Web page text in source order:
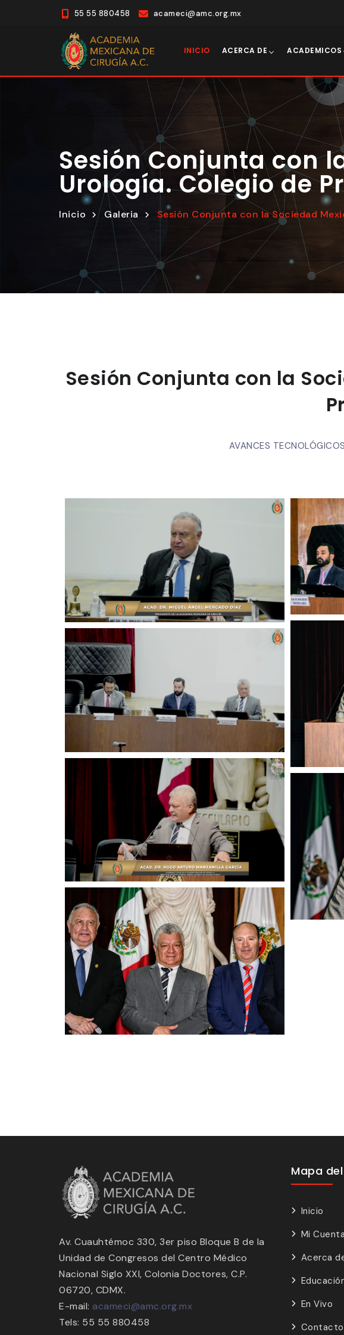
55 55 880458 acameci@amc.org.mx
INICIO ACERCA DE ACADEMICOS
Sesión Conjunta con
Urología. Colegio de
Inicio Galeria Sesión Conjunta con la Sociedad
Sesión Conjunta con la
AVANCES
Av. Cuauhtémoc 330, 3er piso Bloque B de la
Unidad de Congresos del Centro Médico
Nacional Siglo XXI, Colonia Doctores, C.P.
06720, CDMX.
E-mail: acameci@amc.org.mx
Tels: 55 55 880458
Mapa
Inicio
Mi Cuenta
Acerca
En Vivo
Contacto